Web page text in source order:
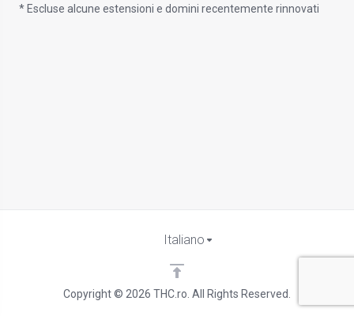
* Escluse alcune estensioni e domini recentemente rinnovati
Copyright © 2026 THC.ro. All Rights Reserved.
Italiano